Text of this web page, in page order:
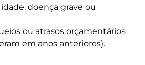
doença grave ou
ou atrasos orçamentários
em anos anteriores).